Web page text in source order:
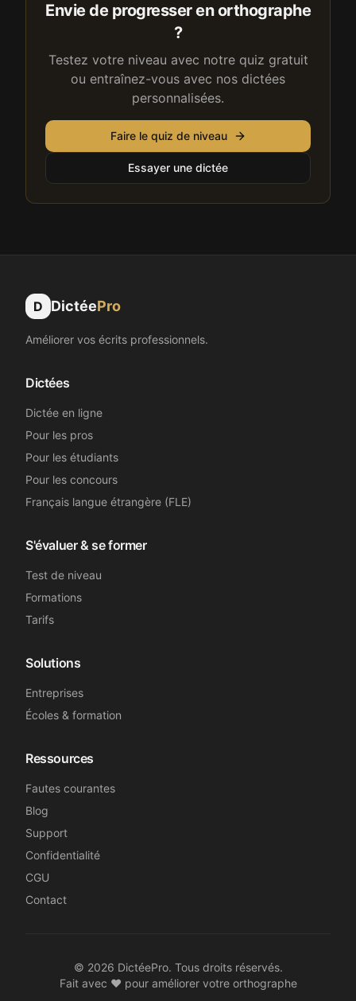
Envie de progresser en orthographe
?
Testez votre niveau avec notre quiz gratuit
ou entraînez-vous avec nos dictées
personnalisées.
Faire le quiz de niveau
Essayer une dictée
D DictéePro
Améliorer vos écrits professionnels.
Dictées
Dictée en ligne
Pour les pros
Pour les étudiants
Pour les concours
Français langue étrangère (FLE)
S'évaluer & se former
Test de niveau
Formations
Tarifs
Solutions
Entreprises
Écoles & formation
Ressources
Fautes courantes
Blog
Support
Confidentialité
CGU
Contact
© 2026 DictéePro. Tous droits réservés.
Fait avec ❤️ pour améliorer votre orthographe